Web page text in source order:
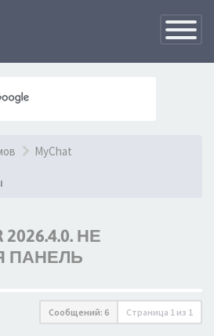
MyChat
2026.4.0. НЕ
ПАНЕЛЬ
Сообщений: 6 Страница 1 из 1